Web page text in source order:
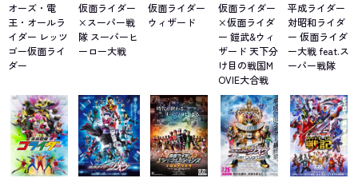
オーズ・電
王・オールラ
イダー レッツ
ゴー仮面ライ
ダー
仮面ライダー
×スーパー戦
隊 スーパーヒ
ーロー大戦
仮面ライダー
ウィザード
仮面ライダー
×仮面ライダ
ー 鎧武&ウィ
ザード 天下分
け目の戦国M
OVIE大合戦
平成ライダー
対昭和ライダ
ー 仮面ライダ
ー大戦 feat.ス
ーパー戦隊